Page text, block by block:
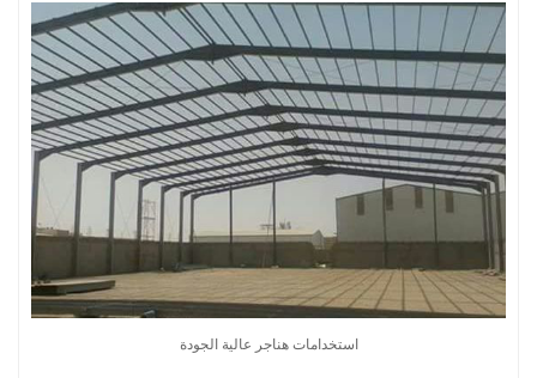
استخدامات هناجر عالية الجودة